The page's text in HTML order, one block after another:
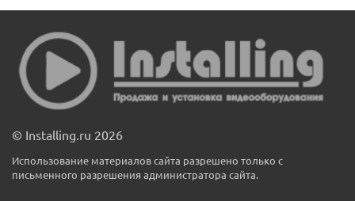
© Installing.ru 2026
Использование материалов сайта разрешено только с
письменного разрешения администратора сайта.